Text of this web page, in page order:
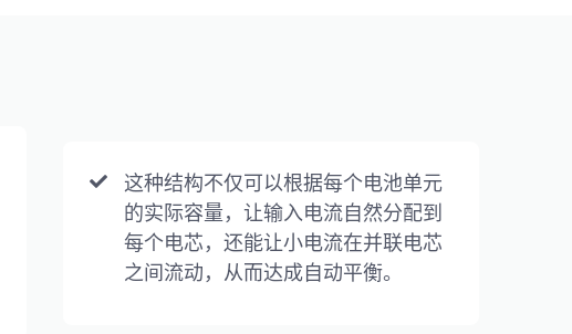
这种结构不仅可以根据每个电池单元
的实际容量，让输入电流自然分配到
每个电芯，还能让小电流在并联电芯
之间流动，从而达成自动平衡。